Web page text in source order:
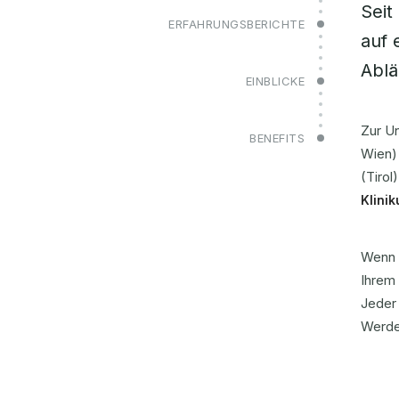
ERFAHRUNGSBERICHTE
EINBLICKE
BENEFITS
Seit
auf
Zur
Jeder